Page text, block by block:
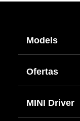
Models
Ofertas
MINI Driver